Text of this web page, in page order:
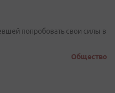
попробовать свои силы в
Общество